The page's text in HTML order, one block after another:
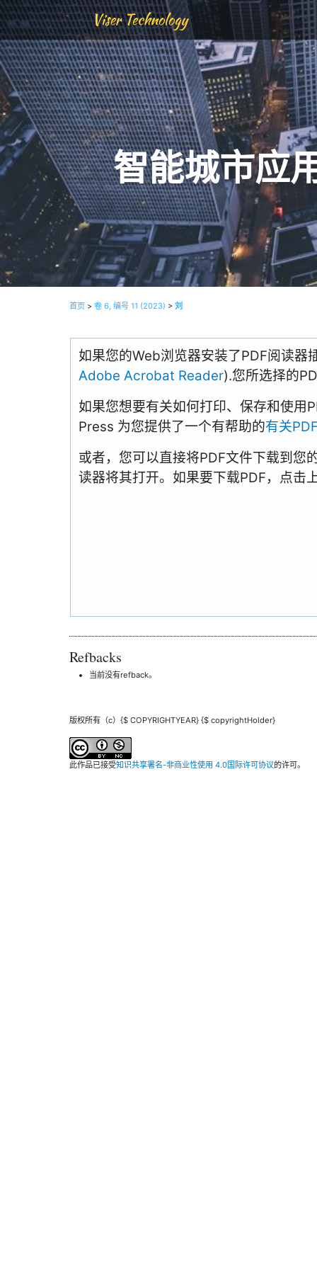
Viser Technology
智能城市应
首页 > 卷 6, 编号 11 (2023) > 刘
如果您的Web浏览器安装了PDF阅读器
Adobe Acrobat Reader).您所选择的
如果您想要有关如何打印、保存和使用
Press 为您提供了一个有帮助的有关
或者，您可以直接将PDF文件下载到您
读器将其打开。如果要下载PDF，点击
Refbacks
当前没有refback。
版权所有（c）{$ COPYRIGHTYEAR} {$ copyrightHolder}
此作品已接受知识共享署名-非商业性使用 4.0国际许可协议的许可。